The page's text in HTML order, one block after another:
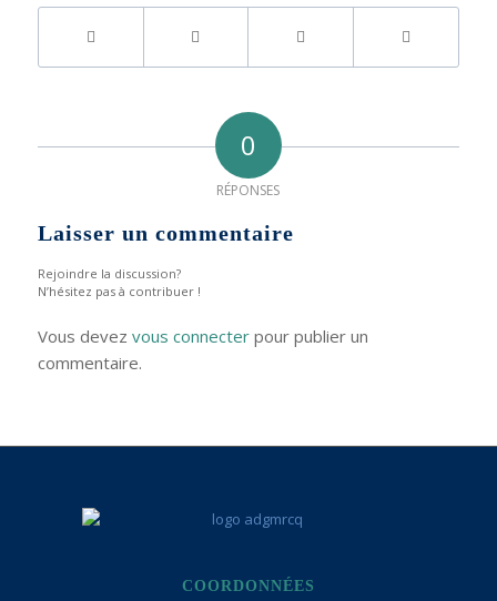
0
RÉPONSES
Laisser un commentaire
Rejoindre la discussion?
N’hésitez pas à contribuer !
Vous devez vous connecterpour publier un
commentaire.
COORDONNÉES